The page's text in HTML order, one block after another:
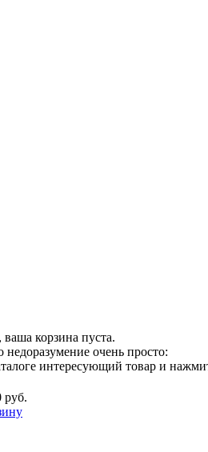
корзина пуста.
недоразумение очень просто:
интересующий товар и
руб.